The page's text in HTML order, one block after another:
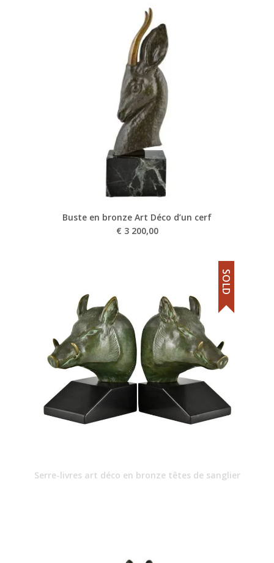
Buste en bronze Art Déco d’un cerf
€ 3 200,00
Serre-livres art déco en bronze têtes de sanglier
SOLD